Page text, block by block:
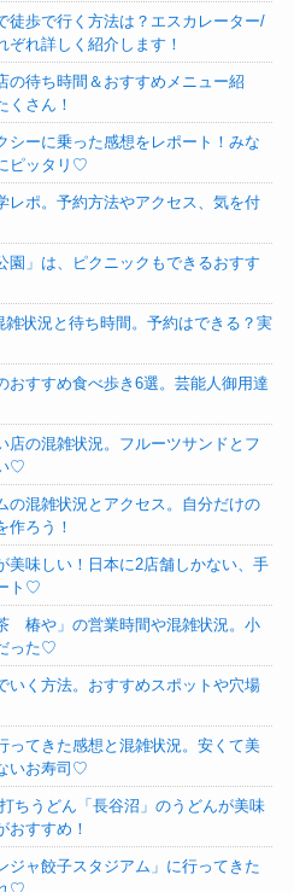
徒歩で行く方法は？エスカレーター/
ぞれ詳しく紹介します！
の待ち時間＆おすすめメニュー紹
くさん！
シーに乗った感想をレポート！みな
ピッタリ♡
レポ。予約方法やアクセス、気を付
園」は、ピクニックもできるおすす
状況と待ち時間。予約はできる？実
おすすめ食べ歩き6選。芸能人御用達
店の混雑状況。フルーツサンドとフ
♡
の混雑状況とアクセス。自分だけの
作ろう！
美味しい！日本に2店舗しかない、手
ト♡
椿や」の営業時間や混雑状況。小
った♡
いく方法。おすすめスポットや穴場
ってきた感想と混雑状況。安くて美
いお寿司♡
ちうどん「長谷沼」のうどんが美味
すすめ！
ジャ餃子スタジアム」に行ってきた